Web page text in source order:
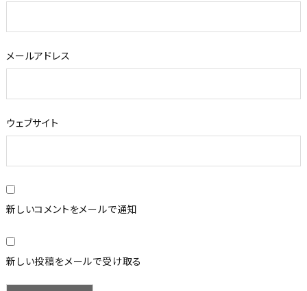
メールアドレス
ウェブサイト
新しいコメントをメールで通知
新しい投稿をメールで受け取る